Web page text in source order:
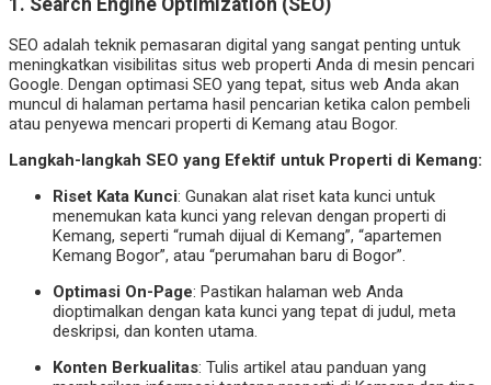
1. Search Engine Optimization (SEO)
SEO adalah teknik pemasaran digital yang sangat penting untuk
meningkatkan visibilitas situs web properti Anda di mesin pencari
Google. Dengan optimasi SEO yang tepat, situs web Anda akan
muncul di halaman pertama hasil pencarian ketika calon pembeli
atau penyewa mencari properti di Kemang atau Bogor.
Langkah-langkah SEO yang Efektif untuk Properti di Kemang:
Riset Kata Kunci: Gunakan alat riset kata kunci untuk
menemukan kata kunci yang relevan dengan properti di
Kemang, seperti “rumah dijual di Kemang”, “apartemen
Kemang Bogor”, atau “perumahan baru di Bogor”.
Optimasi On-Page: Pastikan halaman web Anda
dioptimalkan dengan kata kunci yang tepat di judul, meta
deskripsi, dan konten utama.
Konten Berkualitas: Tulis artikel atau panduan yang